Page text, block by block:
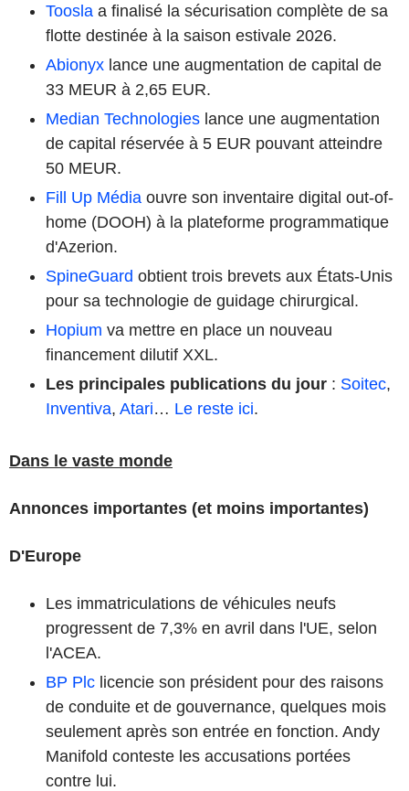
Toosla a finalisé la sécurisation complète de sa
flotte destinée à la saison estivale 2026.
Abionyx lance une augmentation de capital de
33 MEUR à 2,65 EUR.
Median Technologies lance une augmentation
de capital réservée à 5 EUR pouvant atteindre
50 MEUR.
Fill Up Média ouvre son inventaire digital out-of-
home (DOOH) à la plateforme programmatique
d'Azerion.
SpineGuard obtient trois brevets aux États-Unis
pour sa technologie de guidage chirurgical.
Hopium va mettre en place un nouveau
financement dilutif XXL.
Les principales publications du jour : Soitec,
Inventiva, Atari… Le reste ici.
Dans le vaste monde
Annonces importantes (et moins importantes)
D'Europe
Les immatriculations de véhicules neufs
progressent de 7,3% en avril dans l'UE, selon
l'ACEA.
BP Plc licencie son président pour des raisons
de conduite et de gouvernance, quelques mois
seulement après son entrée en fonction. Andy
Manifold conteste les accusations portées
contre lui.